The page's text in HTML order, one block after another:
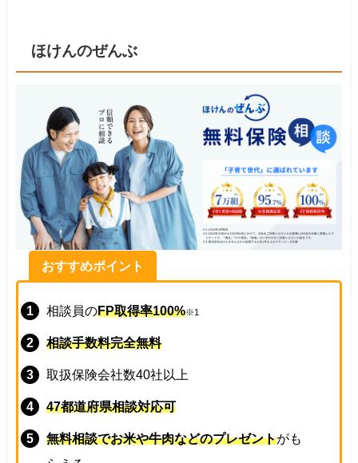
ほけんのぜんぶ
おすすめポイント
相談員のFP取得率100%※1
相談手数料完全無料
取扱保険会社数40社以上
47都道府県相談対応可
無料相談でお米や牛肉などのプレゼントがも